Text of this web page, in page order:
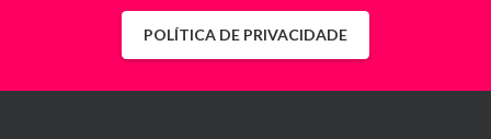
POLÍTICA DE PRIVACIDADE